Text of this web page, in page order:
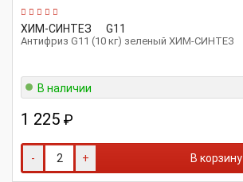
ХИМ-СИНТЕЗ G11
Антифриз G11 (10 кг) зеленый ХИМ-СИНТЕЗ
В наличии
1 225 ₽
- + В корзину